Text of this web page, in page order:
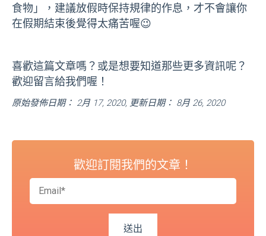
食物」，建議放假時保持規律的作息，才不會讓你
在假期結束後覺得太痛苦喔😉
喜歡這篇文章嗎？或是想要知道那些更多資訊呢？
歡迎留言給我們喔！
原始發佈日期： 2月 17, 2020, 更新日期： 8月 26, 2020
歡迎訂閱我們的文章！